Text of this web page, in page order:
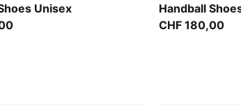
Unisex
Handball
CHF 180,00